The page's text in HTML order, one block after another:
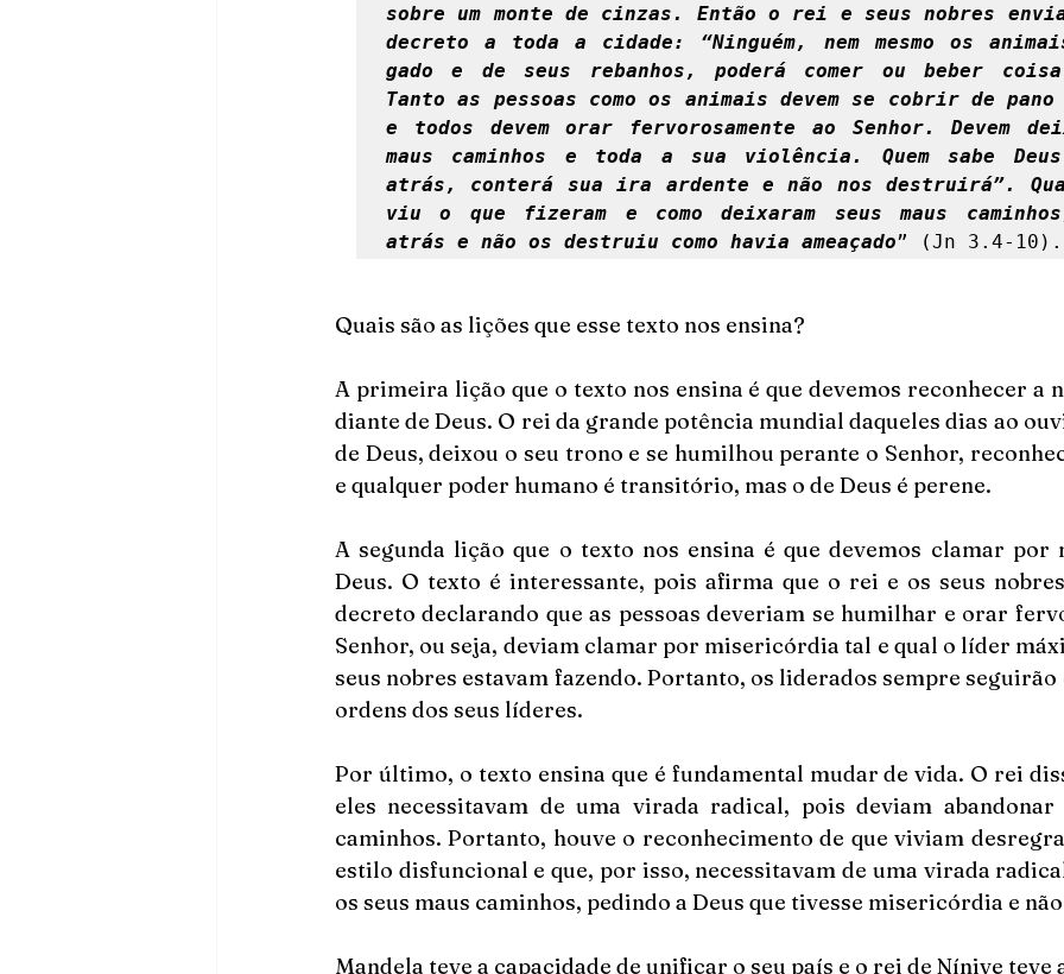
sobre um monte de cinzas. Então o rei e seus nobres
decreto a toda a cidade: “Ninguém, nem mesmo os
gado e de seus rebanhos, poderá comer ou beber coisa
Tanto as pessoas como os animais devem se cobrir de pano
e todos devem orar fervorosamente ao Senhor. Devem
maus caminhos e toda a sua violência. Quem sabe
atrás, conterá sua ira ardente e não nos destruirá”.
viu o que fizeram e como deixaram seus maus
atrás e não os destruiu como havia ameaçado” (Jn 3.4-10).
Quais são as lições que esse texto nos ensina?
A primeira lição que o texto nos ensina é que devemos reconhecer a
diante de Deus. O rei da grande potência mundial daqueles dias ao
de Deus, deixou o seu trono e se humilhou perante o Senhor,
e qualquer poder humano é transitório, mas o de Deus é perene.
A segunda lição que o texto nos ensina é que devemos clamar por
Deus. O texto é interessante, pois afirma que o rei e os seus
decreto declarando que as pessoas deveriam se humilhar e orar
Senhor, ou seja, deviam clamar por misericórdia tal e qual o líder
seus nobres estavam fazendo. Portanto, os liderados sempre seguirão
ordens dos seus líderes.
Por último, o texto ensina que é fundamental mudar de vida. O rei
eles necessitavam de uma virada radical, pois deviam abandonar
caminhos. Portanto, houve o reconhecimento de que viviam
estilo disfuncional e que, por isso, necessitavam de uma virada
Mandela teve a capacidade de unificar o seu país e o rei de Nínive teve